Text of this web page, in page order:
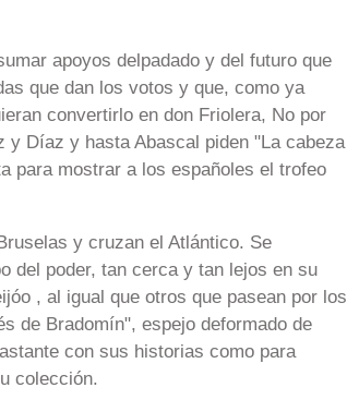
apoyos delpadado y del futuro que
que dan los votos y que, como ya
convertirlo en don Friolera, No por
y Díaz y hasta Abascal piden "La cabeza
para mostrar a los españoles el trofeo
y cruzan el Atlántico. Se
del poder, tan cerca y tan lejos en su
, al igual que otros que pasean por los
de Bradomín", espejo deformado de
con sus historias como para
colección.